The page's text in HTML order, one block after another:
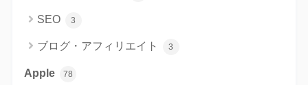
SEO 3
ブログ・アフィリエイト 3
Apple 78